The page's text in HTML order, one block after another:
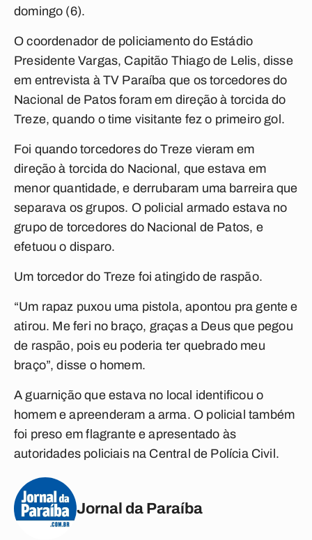
domingo (6).
O coordenador de policiamento do Estádio
Presidente Vargas, Capitão Thiago de Lelis, disse
em entrevista à TV Paraíba que os torcedores do
Nacional de Patos foram em direção à torcida do
Treze, quando o time visitante fez o primeiro gol.
Foi quando torcedores do Treze vieram em
direção à torcida do Nacional, que estava em
menor quantidade, e derrubaram uma barreira que
separava os grupos. O policial armado estava no
grupo de torcedores do Nacional de Patos, e
efetuou o disparo.
Um torcedor do Treze foi atingido de raspão.
“Um rapaz puxou uma pistola, apontou pra gente e
atirou. Me feri no braço, graças a Deus que pegou
de raspão, pois eu poderia ter quebrado meu
braço”, disse o homem.
A guarnição que estava no local identificou o
homem e apreenderam a arma. O policial também
foi preso em flagrante e apresentado às
autoridades policiais na Central de Polícia Civil.
Jornal da Paraíba